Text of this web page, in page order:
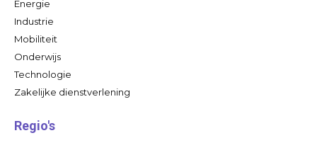
Energie
Industrie
Mobiliteit
Onderwijs
Technologie
Zakelijke dienstverlening
Regio's